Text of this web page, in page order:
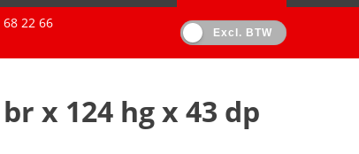
22 66
Excl. BTW
x 124 hg x 43 dp